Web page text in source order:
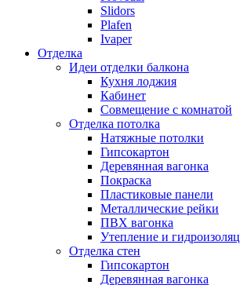
Slidors
Plafen
Ivaper
Отделка
Идеи отделки балкона
Кухня лоджия
Кабинет
Совмещение с комнатой
Отделка потолка
Натяжные потолки
Гипсокартон
Деревянная вагонка
Покраска
Пластиковые панели
Металлические рейки
ПВХ вагонка
Утепление и
Отделка стен
Гипсокартон
Деревянная вагонка